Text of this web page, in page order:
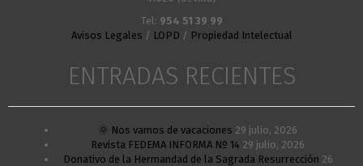
Tel: 954 51 39 99
Avisos Legales / LOPD / Propiedad Intelectual
ENTRADAS RECIENTES
🌞 Nos vamos de vacaciones 29 julio, 2026
Revista FEDEMA INFORMA Nº 14 29 julio, 2026
Donativo de la Hermandad de la Sagrada Resurrección 26